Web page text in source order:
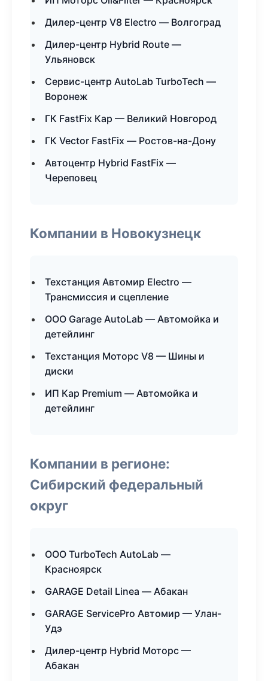
Дилер-центр V8 Electro — Волгоград
Дилер-центр Hybrid Route —
Ульяновск
Сервис-центр AutoLab TurboTech —
Воронеж
ГК FastFix Кар — Великий Новгород
ГК Vector FastFix — Ростов-на-Дону
Автоцентр Hybrid FastFix —
Череповец
Компании в Новокузнецк
Техстанция Автомир Electro —
Трансмиссия и сцепление
ООО Garage AutoLab — Автомойка и
детейлинг
Техстанция Моторс V8 — Шины и
диски
ИП Кар Premium — Автомойка и
детейлинг
Компании в регионе:
Сибирский федеральный
округ
ООО TurboTech AutoLab —
Красноярск
GARAGE Detail Linea — Абакан
GARAGE ServicePro Автомир — Улан-
Удэ
Дилер-центр Hybrid Моторс —
Абакан